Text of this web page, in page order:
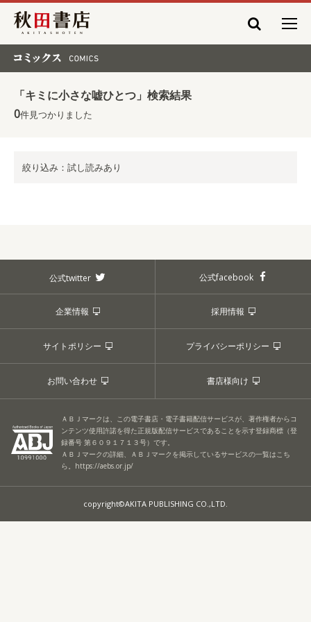
秋田書店
「キミに小さな嘘ひとつ」検索結果
0件見つかりました
絞り込み：試し読みあり
公式twitter 公式facebook
企業情報 採用情報
サイトポリシー プライバシーポリシー
お問い合わせ 書店様向け
ＡＢＪマークは、この電子書店・電子書籍配信サービスが、著作権者からコ
ンテンツ使用許諾を得た正規版配信サービスであることを示す登録商標（登
録番号 第６０９１７１３号）です。
ＡＢＪマークの詳細、ＡＢＪマークを掲示しているサービスの一覧はこち
ら。 https://aebs.or.jp/
copyright©AKITA PUBLISHING CO.,LTD.